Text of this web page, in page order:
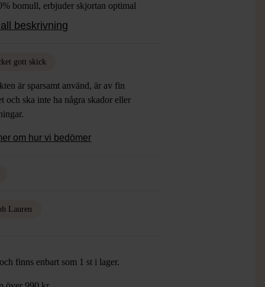
bomull, erbjuder skjortan optimal
och andningsförmåga, vilket gör den
för varma dagar. Knappstängning och
den korta ärmen bidrar till en
på bröstet och har en modern
som anpassar sig smickrande till
Den är tillverkad i Bangladesh och
hög kvalitet och hållbarhet.
M
beskrivning
gott skick
är sparsamt använd, är av fin
och ska inte ha några skador eller
om hur vi bedömer
Lauren
finns enbart som 1 st i lager.